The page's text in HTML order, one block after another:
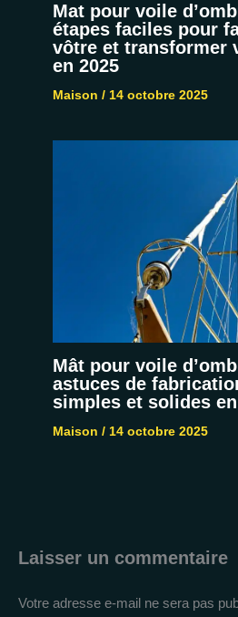
Mat pour voile
étapes faciles pour
vôtre et transformer
en 2025
Maison / 14 octobre 2025
Mât pour voile
astuces de
simples et solides en
Maison / 14 octobre 2025
Laisser un commentaire
Votre adresse e-mail ne sera pas